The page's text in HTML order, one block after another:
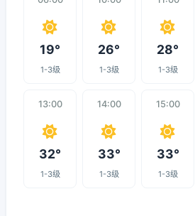
19°
1-3级
26°
1-3级
28°
1-3级
13:00
32°
1-3级
14:00
33°
1-3级
15:00
33°
1-3级